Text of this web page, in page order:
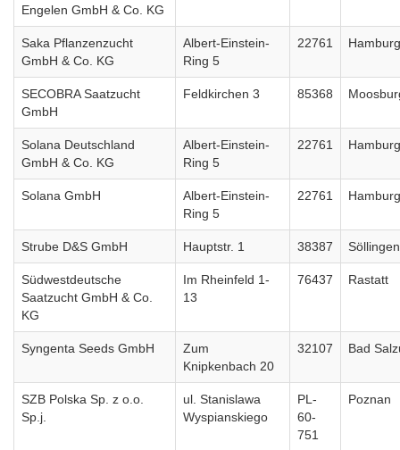
Engelen GmbH & Co. KG
Saka Pflanzenzucht
GmbH & Co. KG
Albert-Einstein-
Ring 5
22761 Hamburg
SECOBRA Saatzucht
GmbH
Feldkirchen 3 85368
Solana Deutschland
GmbH & Co. KG
Albert-Einstein-
Ring 5
22761 Hamburg
Solana GmbH
Albert-Einstein-
Ring 5
22761 Hamburg
Strube D&S GmbH Hauptstr. 1 38387 Söllingen
Südwestdeutsche
Saatzucht GmbH & Co.
KG
Im Rheinfeld 1-
13
76437 Rastatt
Syngenta Seeds GmbH
Zum
Knipkenbach 20
32107 Bad
SZB Polska Sp. z o.o.
Sp.j.
ul. Stanislawa
Wyspianskiego
PL-
60-
751
Poznan